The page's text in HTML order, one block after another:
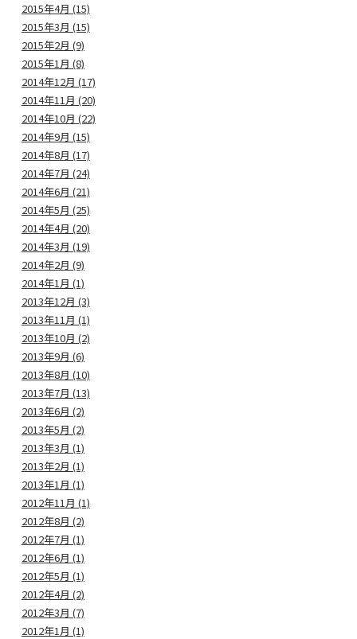
2015年4月 (15)
2015年3月 (15)
2015年2月 (9)
2015年1月 (8)
2014年12月 (17)
2014年11月 (20)
2014年10月 (22)
2014年9月 (15)
2014年8月 (17)
2014年7月 (24)
2014年6月 (21)
2014年5月 (25)
2014年4月 (20)
2014年3月 (19)
2014年2月 (9)
2014年1月 (1)
2013年12月 (3)
2013年11月 (1)
2013年10月 (2)
2013年9月 (6)
2013年8月 (10)
2013年7月 (13)
2013年6月 (2)
2013年5月 (2)
2013年3月 (1)
2013年2月 (1)
2013年1月 (1)
2012年11月 (1)
2012年8月 (2)
2012年7月 (1)
2012年6月 (1)
2012年5月 (1)
2012年4月 (2)
2012年3月 (7)
2012年1月 (1)